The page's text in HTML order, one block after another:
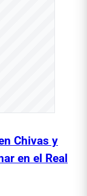
Chivas y
en el Real